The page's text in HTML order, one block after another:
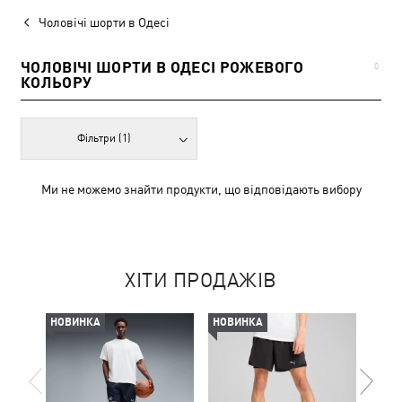
Чоловічі шорти в Одесі
ЧОЛОВІЧІ ШОРТИ В ОДЕСІ РОЖЕВОГО
КОЛЬОРУ
0
Фільтри (1)
Ми не можемо знайти продукти, що відповідають вибору
ХІТИ ПРОДАЖІВ
НОВИНКА НОВИНКА